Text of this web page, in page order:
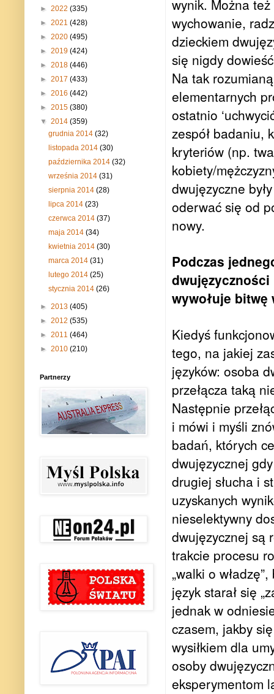
wynik. Można
wychowanie,
dzieckiem
się nigdy
Na tak
elementarnych
ostatnio
zespół badaniu,
kryteriów (np.
kobiety/
dwujęzyczne
oderwać się od
nowy.
Podczas
dwujęzyczności
wywołuje
Kiedyś
tego, na jakiej
języków: osoba
przełącza taką
Następnie
i mówi i myśli
badań, których
dwujęzycznej
drugiej słucha i
uzyskanych
nieselektywny
dwujęzycznej są
trakcie procesu
„walki o
język starał się
jednak w
czasem, jakby
wysiłkiem dla
osoby
eksperymentom
► 2022 (335)
► 2021 (428)
► 2020 (495)
► 2019 (424)
► 2018 (446)
► 2017 (433)
► 2016 (442)
► 2015 (380)
▼ 2014 (359)
grudnia 2014(32)
listopada 2014(30)
października 2014(32)
września 2014(31)
sierpnia 2014(28)
lipca 2014(23)
czerwca 2014(37)
maja 2014(34)
kwietnia 2014(30)
marca 2014(31)
lutego 2014(25)
stycznia 2014(26)
► 2013 (405)
► 2012 (535)
► 2011 (464)
► 2010 (210)
Partnerzy